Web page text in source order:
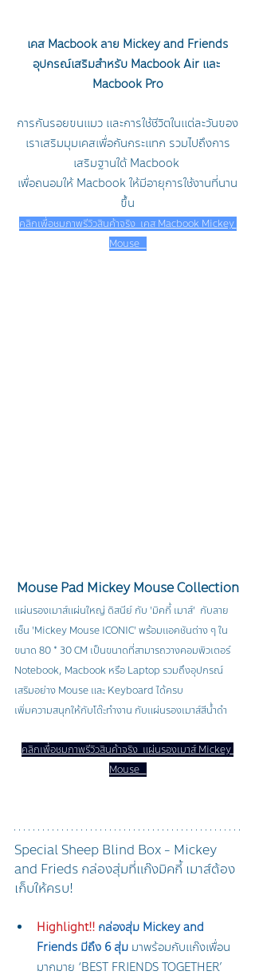
เคส Macbook ลาย Mickey and Friends
อุปกรณ์เสริมสำหรับ Macbook Air และ
Macbook Pro
การกันรอยขนแมว และการใช้ชีวิตในแต่ละวันของ
เราเสริมมุมเคสเพื่อกันกระแทก รวมไปถึงการ
เสริมฐานใต้ Macbook
เพื่อถนอมให้ Macbook ให้มีอายุการใช้งานที่นาน
ขึ้น
คลิกเพื่อชมภาพรีวิวสินค้าจริง  เคส Macbook Mickey
Mouse
Mouse Pad Mickey Mouse Collection
แผ่นรองเมาส์แผ่นใหญ่ ดิสนีย์ กับ 'มิคกี้ เมาส์'  กับลาย
เซ็น 'Mickey Mouse ICONIC' พร้อมแอคชันต่าง ๆ ใน
ขนาด 80 * 30 CM เป็นขนาดที่สามารถวางคอมพิวเตอร์
Notebook, Macbook หรือ Laptop รวมถึงอุปกรณ์
เสริมอย่าง Mouse และ Keyboard ได้ครบ
เพิ่มความสนุกให้กับโต๊ะทำงาน กับแผ่นรองเมาส์สีน้ำดำ
คลิกเพื่อชมภาพรีวิวสินค้าจริง  แผ่นรองเมาส์ Mickey
Mouse
Special Sheep Blind Box - Mickey
and Frieds กล่องสุ่มที่แก๊งมิคกี้ เมาส์ต้อง
เก็บให้ครบ!
Highlight!! กล่องสุ่ม Mickey and
Friends มีถึง 6 สุ่ม มาพร้อมกับแก๊งเพื่อน
มากมาย ‘BEST FRIENDS TOGETHER’